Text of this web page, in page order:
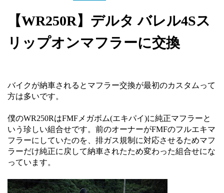
【WR250R】デルタ バレル4Sス
リップオンマフラーに交換
バイクが納車されるとマフラー交換が最初のカスタムって
方は多いです。
僕のWR250RはFMFメガボム(エキパイ)に純正マフラーと
いう珍しい組合せです。前のオーナーがFMFのフルエキマ
フラーにしていたのを、排ガス規制に対応させるためマフ
ラーだけ純正に戻して納車されたため変わった組合せにな
っています。